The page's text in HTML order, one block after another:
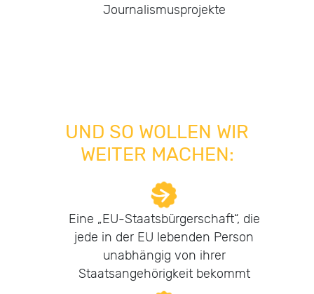
Journalismusprojekte
UND SO WOLLEN WIR
WEITER MACHEN:
Eine „EU-Staatsbürgerschaft“, die
jede in der EU lebenden Person
unabhängig von ihrer
Staatsangehörigkeit bekommt